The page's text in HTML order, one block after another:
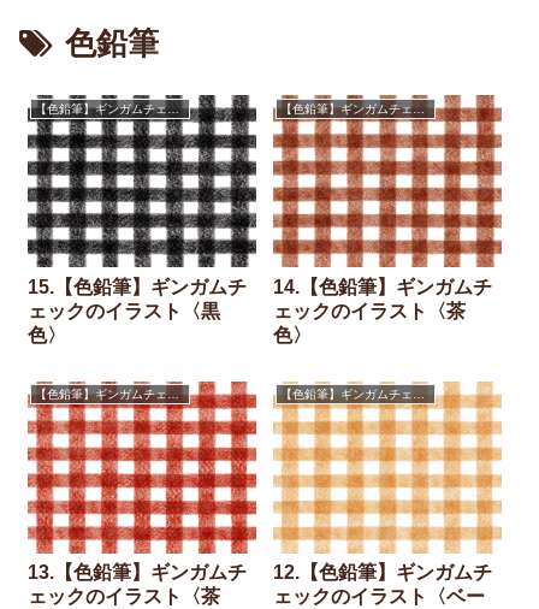
色鉛筆
【色鉛筆】ギンガムチェック
15.【色鉛筆】ギンガムチ
ェックのイラスト〈黒
色〉
【色鉛筆】ギンガムチェック
14.【色鉛筆】ギンガムチ
ェックのイラスト〈茶
色〉
【色鉛筆】ギンガムチェック
13.【色鉛筆】ギンガムチ
ェックのイラスト〈茶
【色鉛筆】ギンガムチェック
12.【色鉛筆】ギンガムチ
ェックのイラスト〈ベー